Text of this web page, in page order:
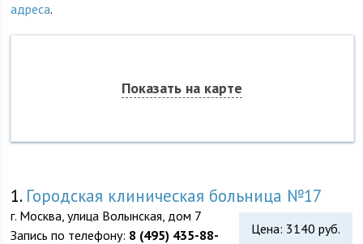
адреса.
Показать на карте
1. Городская клиническая больница №17
Цена: 3140 руб.
г. Москва, улица Волынская, дом 7
Запись по телефону: 8 (495) 435-88-